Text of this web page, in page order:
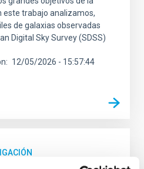
este trabajo analizamos,
de galaxias observadas
Digital Sky Survey (SDSS)
12/05/2026 - 15:57:44